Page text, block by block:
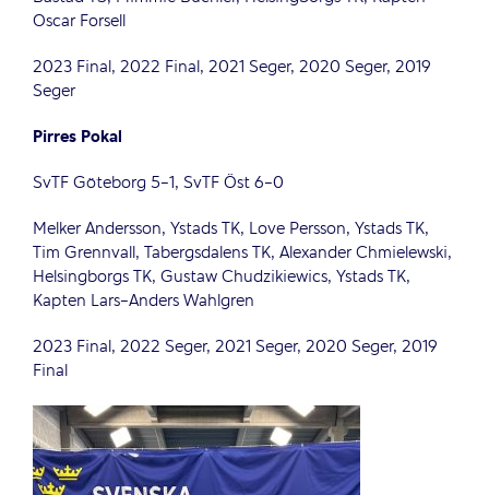
Oscar Forsell
2023 Final, 2022 Final, 2021 Seger, 2020 Seger, 2019
Seger
Pirres Pokal
SvTF Göteborg 5-1, SvTF Öst 6-0
Melker Andersson, Ystads TK, Love Persson, Ystads TK,
Tim Grennvall, Tabergsdalens TK, Alexander Chmielewski,
Helsingborgs TK, Gustaw Chudzikiewics, Ystads TK,
Kapten Lars-Anders Wahlgren
2023 Final, 2022 Seger, 2021 Seger, 2020 Seger, 2019
Final